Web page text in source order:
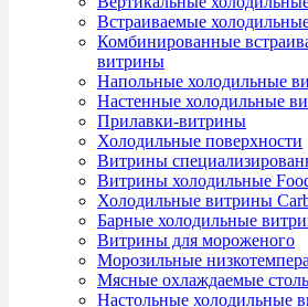
Встраиваемые
Комбинированные
витрины
Напольные холодильные
Настенные холодильные
Прилавки-витрины
Холодильные поверхности
Витрины
Витрины холодильные
Холодильные витрины
Барные холодильные
Витрины для мороженого
Морозильные
Мясные охлаждаемые
Настольные холодильные